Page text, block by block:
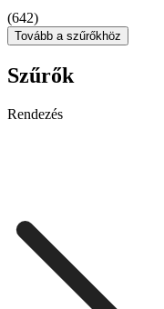
(642)
Tovább a szűrőkhöz
Szűrők
Rendezés